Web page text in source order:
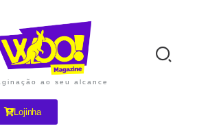
ao seu alcance
Lojinha